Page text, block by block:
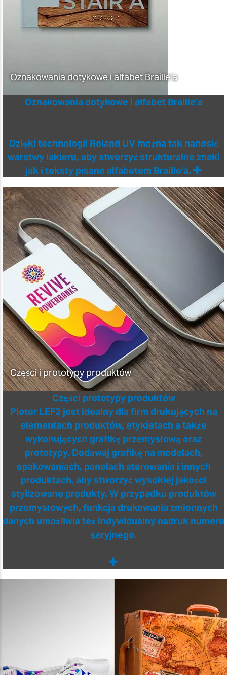
Oznakowania dotykowe i alfabet Braille’a
Oznakowania dotykowe i alfabet Braille’a
Dzięki technologii Roland UV można tak nanosić
warstwy lakieru, aby stworzyć strukturalne znaki
jak i teksty pisane alfabetem Braille’a.
Części i prototypy produktów
Części prototypy produktów
Ploter LEF2 jest idealny dla firm drukujących na
elementach produktów, etykietach a także
wykonujących grafikę przemysłową oraz
prototypy. Dodawaj grafikę na modelach,
opakowaniach, panelach sterowania i innych
produktach, aby stworzyć wysokiej jakości
stylizowane produkty. W przypadku produktów
przemysłowych, funkcja drukowania zmiennych
danych umożliwia też indywidualny nadruk numeru
seryjnego.